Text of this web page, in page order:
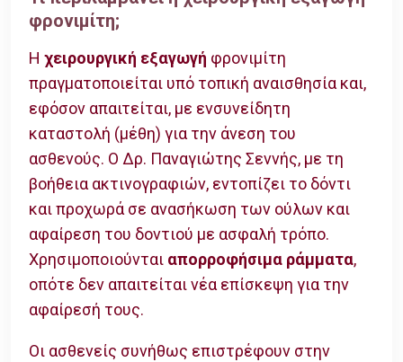
φρονιμίτη;
Η χειρουργική εξαγωγή φρονιμίτη
πραγματοποιείται υπό τοπική αναισθησία και,
εφόσον απαιτείται, με ενσυνείδητη
καταστολή (μέθη) για την άνεση του
ασθενούς. Ο Δρ. Παναγιώτης Σεννής, με τη
βοήθεια ακτινογραφιών, εντοπίζει το δόντι
και προχωρά σε ανασήκωση των ούλων και
αφαίρεση του δοντιού με ασφαλή τρόπο.
Χρησιμοποιούνται απορροφήσιμα ράμματα,
οπότε δεν απαιτείται νέα επίσκεψη για την
αφαίρεσή τους.
Οι ασθενείς συνήθως επιστρέφουν στην